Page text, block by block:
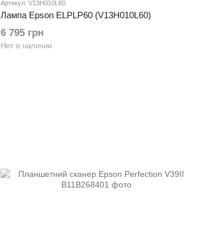
Артикул: V13H010L60
Лампа Epson ELPLP60 (V13H010L60)
6 795 грн
Нет в наличии